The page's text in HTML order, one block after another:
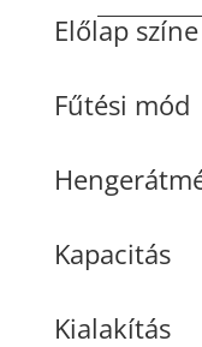
Előlap színe
Fűtési mód
Kapacitás
Kialakítás